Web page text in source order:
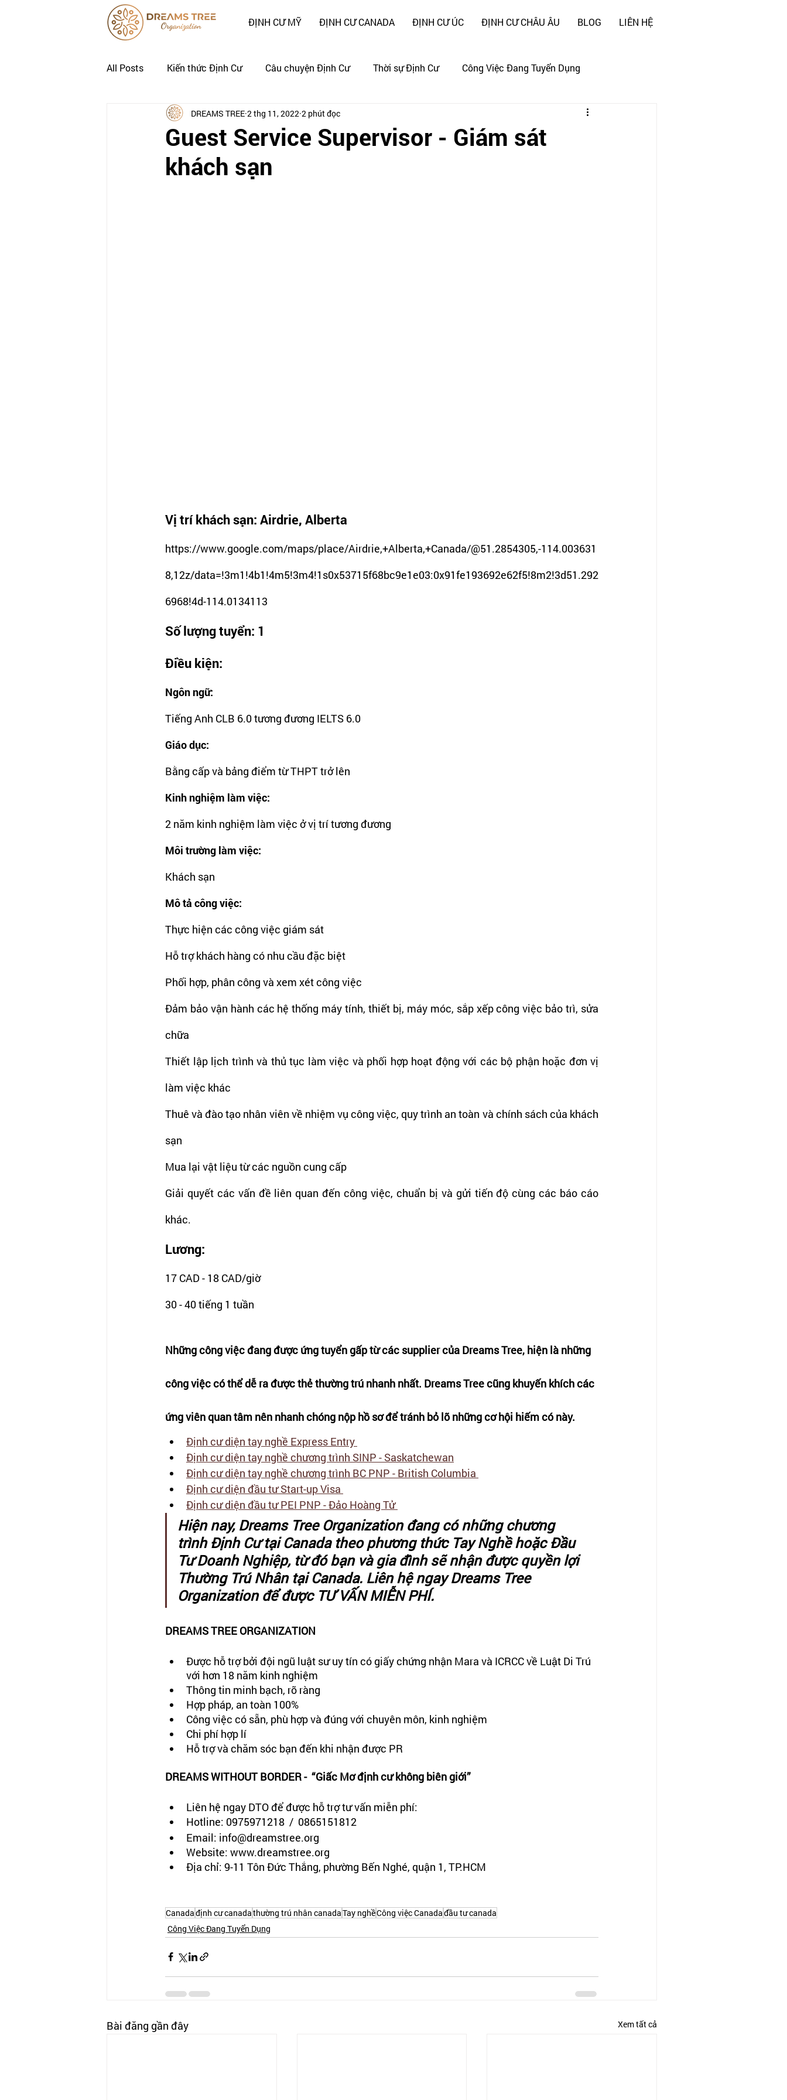
ĐỊNH CƯ MỸ ĐỊNH CƯ CANADA ĐỊNH CƯ ÚC ĐỊNH CƯ CHÂU ÂU BLOG LIÊN HỆ
All Posts Kiến thức Định Cư Câu chuyện Định Cư Thời sự Định Cư Công Việc Đang Tuyển Dụng
Nhật Ký Định Cư của Khách Hàng CÂU CHUYỆN CẢNH GIÁC !!!
Guest Service Supervisor - Giám sát
khách sạn
DREAMS TREE 2 thg 11, 2022 2 phút đọc
Vị trí khách sạn: Airdrie, Alberta
https://www.google.com/maps/place/Airdrie,+Alberta,+Canada/@51.2854305,-114.003631
8,12z/data=!3m1!4b1!4m5!3m4!1s0x53715f68bc9e1e03:0x91fe193692e62f5!8m2!3d51.292
6968!4d-114.0134113
Số lượng tuyển: 1
Điều kiện:
Ngôn ngữ:
Tiếng Anh CLB 6.0 tương đương IELTS 6.0
Giáo dục:
Bằng cấp và bảng điểm từ THPT trở lên
Kinh nghiệm làm việc:
2 năm kinh nghiệm làm việc ở vị trí tương đương
Môi trường làm việc:
Khách sạn
Mô tả công việc:
Thực hiện các công việc giám sát
Hỗ trợ khách hàng có nhu cầu đặc biệt
Phối hợp, phân công và xem xét công việc
Đảm bảo vận hành các hệ thống máy tính, thiết bị, máy móc, sắp xếp công việc bảo trì, sửa
chữa
Thiết lập lịch trình và thủ tục làm việc và phối hợp hoạt động với các bộ phận hoặc đơn vị
làm việc khác
Thuê và đào tạo nhân viên về nhiệm vụ công việc, quy trình an toàn và chính sách của khách
sạn
Mua lại vật liệu từ các nguồn cung cấp
Giải quyết các vấn đề liên quan đến công việc, chuẩn bị và gửi tiến độ cùng các báo cáo
khác.
Lương:
17 CAD - 18 CAD/giờ
30 - 40 tiếng 1 tuần
Những công việc đang được ứng tuyển gấp từ các supplier của Dreams Tree, hiện là những
công việc có thể dễ ra được thẻ thường trú nhanh nhất. Dreams Tree cũng khuyến khích các
ứng viên quan tâm nên nhanh chóng nộp hồ sơ để tránh bỏ lỡ những cơ hội hiếm có này.
Định cư diện tay nghề Express Entry
Định cư diện tay nghề chương trình SINP - Saskatchewan
Định cư diện tay nghề chương trình BC PNP - British Columbia
Định cư diện đầu tư Start-up Visa
Định cư diện đầu tư PEI PNP - Đảo Hoàng Tử
Hiện nay, Dreams Tree Organization đang có những chương
trình Định Cư tại Canada theo phương thức Tay Nghề hoặc Đầu
Tư Doanh Nghiệp, từ đó bạn và gia đình sẽ nhận được quyền lợi
Thường Trú Nhân tại Canada. Liên hệ ngay Dreams Tree
Organization để được TƯ VẤN MIỄN PHÍ.
DREAMS TREE ORGANIZATION
Được hỗ trợ bởi đội ngũ luật sư uy tín có giấy chứng nhận Mara và ICRCC về Luật Di Trú
với hơn 18 năm kinh nghiệm
Thông tin minh bạch, rõ ràng
Hợp pháp, an toàn 100%
Công việc có sẵn, phù hợp và đúng với chuyên môn, kinh nghiệm
Chi phí hợp lí
Hỗ trợ và chăm sóc bạn đến khi nhận được PR
DREAMS WITHOUT BORDER -  “Giấc Mơ định cư không biên giới”
Liên hệ ngay DTO để được hỗ trợ tư vấn miễn phí:
Hotline: 0975971218  /  0865151812
Email: info@dreamstree.org
Website: www.dreamstree.org
Địa chỉ: 9-11 Tôn Đức Thắng, phường Bến Nghé, quận 1, TP.HCM
Canadađịnh cư canadathường trú nhân canadaTay nghềCông việc Canadađầu tư canada
Công Việc Đang Tuyển Dụng
Bài đăng gần đây Xem tất cả